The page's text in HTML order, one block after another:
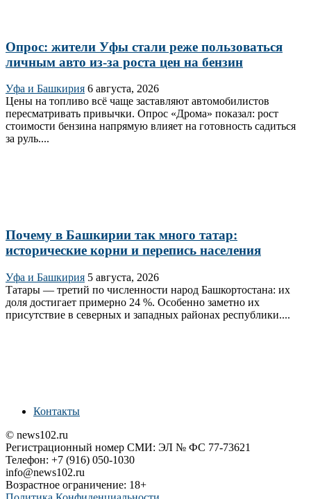
Опрос: жители Уфы стали реже пользоваться
личным авто из-за роста цен на бензин
Уфа и Башкирия 6 августа, 2026
Цены на топливо всё чаще заставляют автомобилистов
пересматривать привычки. Опрос «Дрома» показал: рост
стоимости бензина напрямую влияет на готовность садиться
за руль....
Почему в Башкирии так много татар:
исторические корни и перепись населения
Уфа и Башкирия 5 августа, 2026
Татары — третий по численности народ Башкортостана: их
доля достигает примерно 24 %. Особенно заметно их
присутствие в северных и западных районах республики....
Контакты
© news102.ru
Регистрационный номер СМИ: ЭЛ № ФС 77-73621
Телефон: +7 (916) 050-1030
info@news102.ru
Возрастное ограничение: 18+